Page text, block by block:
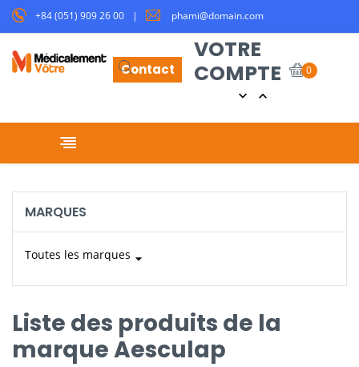
+84 (051) 909 26 00 phami@domain.com
Contact
VOTRE
COMPTE
 
0
Basculer la navigation
☰
MARQUES
Toutes les marques arrow_drop_down
Liste des produits de la
marque Aesculap